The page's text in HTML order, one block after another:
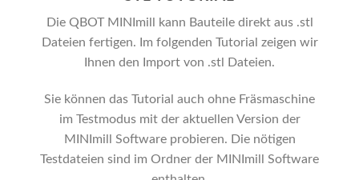
Die QBOT MINImill kann Bauteile direkt aus .stl
Dateien fertigen. Im folgenden Tutorial zeigen wir
Ihnen den Import von .stl Dateien.
Sie können das Tutorial auch ohne Fräsmaschine
im Testmodus mit der aktuellen Version der
MINImill Software probieren. Die nötigen
Testdateien sind im Ordner der MINImill Software